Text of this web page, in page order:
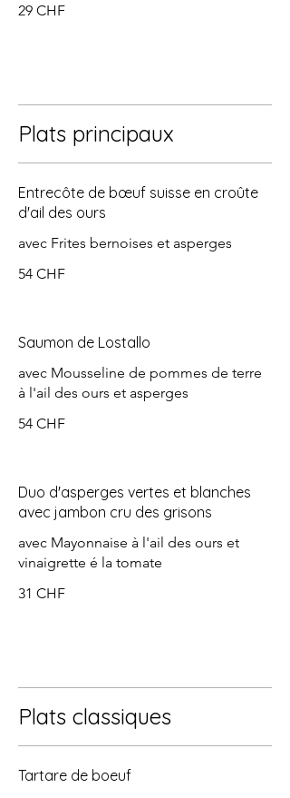
29 CHF
Plats principaux
Entrecôte de bœuf suisse en croûte
d'ail des ours
avec Frites bernoises et asperges
54 CHF
Saumon de Lostallo
avec Mousseline de pommes de terre
à l'ail des ours et asperges
54 CHF
Duo d'asperges vertes et blanches
avec jambon cru des grisons
avec Mayonnaise à l'ail des ours et
vinaigrette é la tomate
31 CHF
Plats classiques
Tartare de boeuf